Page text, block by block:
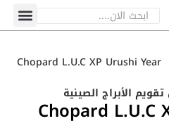
Chopard L.U.C XP Urushi Year
Chopard L.U.C